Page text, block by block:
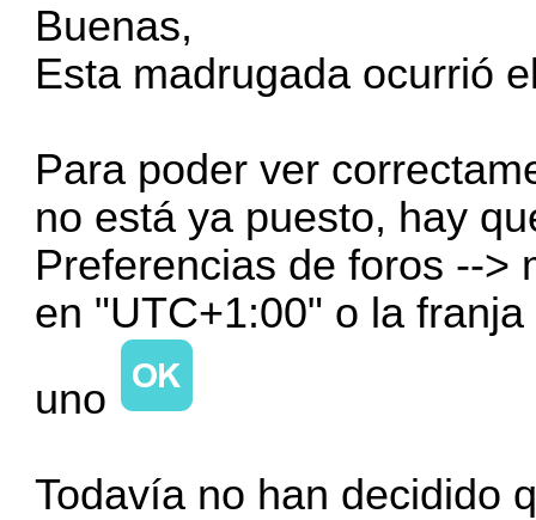
Buenas,
Esta madrugada ocurrió
Para poder ver
no está ya puesto, hay
Preferencias de foros -->
en "UTC+1:00" o la
uno
Todavía no han decidido